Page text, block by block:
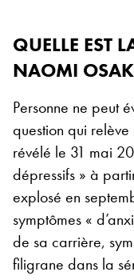
QUELLE EST
NAOMI
Personne ne peut
question qui
révélé le 31 mai
dépressifs » à
explosé en
symptômes «
de sa carrière,
filigrane dans la